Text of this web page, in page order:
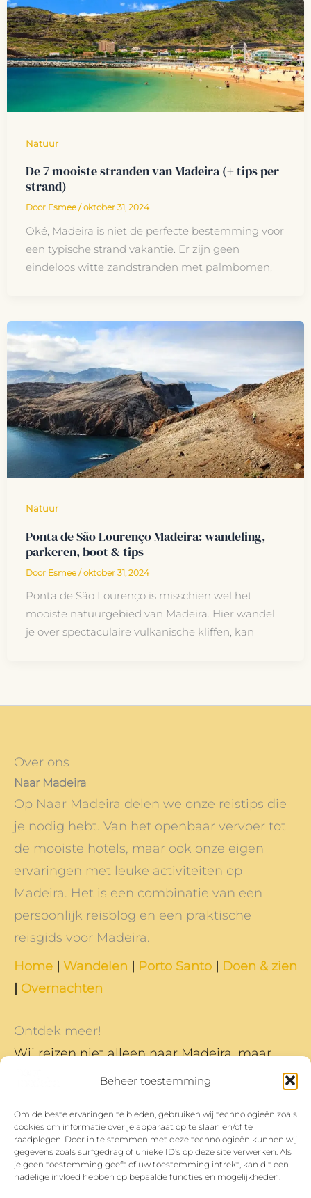
Beheer toestemming
Om de beste ervaringen te bieden, gebruiken wij technologieën zoals
cookies om informatie over je apparaat op te slaan en/of te
raadplegen. Door in te stemmen met deze technologieën kunnen wij
gegevens zoals surfgedrag of unieke ID's op deze site verwerken. Als
je geen toestemming geeft of uw toestemming intrekt, kan dit een
nadelige invloed hebben op bepaalde functies en mogelijkheden.
Natuur
De 7 mooiste stranden van Madeira (+ tips per
strand)
Door Esmee/oktober 31, 2024
Oké, Madeira is niet de perfecte bestemming voor
een typische strand vakantie. Er zijn geen
eindeloos witte zandstranden met palmbomen,
Natuur
Ponta de São Lourenço Madeira: wandeling,
parkeren, boot & tips
Door Esmee/oktober 31, 2024
Ponta de São Lourenço is misschien wel het
mooiste natuurgebied van Madeira. Hier wandel
je over spectaculaire vulkanische kliffen, kan
Over ons
Naar Madeira
Op Naar Madeira delen we onze reistips die
je nodig hebt. Van het openbaar vervoer tot
de mooiste hotels, maar ook onze eigen
ervaringen met leuke activiteiten op
Madeira. Het is een combinatie van een
persoonlijk reisblog en een praktische
reisgids voor Madeira.
Home | Wandelen | Porto Santo | Doen & zien
| Overnachten
Ontdek meer!
Wij reizen niet alleen naar Madeira, maar
naar nog veel meer plekken en daar
Dit is ons reisblog
Heb je vragen, opmerkingen of tips? Je kan
ons bereiken ophoi@waarzijnze.nl